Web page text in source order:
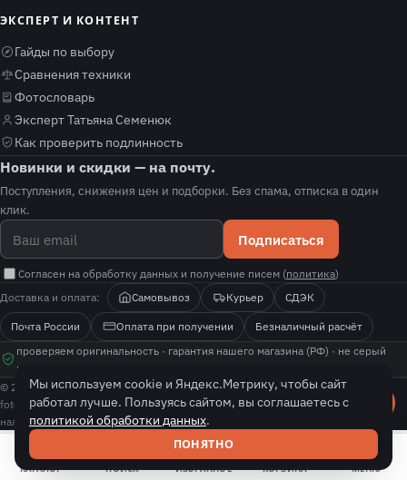
ЭКСПЕРТ И КОНТЕНТ
Гайды по выбору
Сравнения техники
Фотословарь
Эксперт Татьяна Семенюк
Как проверить подлинность
Новинки и скидки — на почту.
Поступления, снижения цен и подборки. Без спама, отписка в один
клик.
Подписаться
Согласен на обработку данных и получение писем (политика)
Доставка и оплата: Самовывоз Курьер
СДЭК
Почта России
Оплата при получении
Безналичный расчёт
проверяем оригинальность · гарантия нашего магазина (РФ) · не серый
импорт · покажем, как проверить подлинность
© 2026 fotolit. Все права защищены.
fotolit — независимый магазин-реселлер с собственной гарантией. Цены и
наличие уточняйте у менеджера.
КАТАЛОГ ПОИСК ИЗБРАННОЕ КОРЗИНА МЕНЮ
Мы используем cookie и Яндекс.Метрику, чтобы сайт
работал лучше. Пользуясь сайтом, вы соглашаетесь с
политикой обработки данных.
ПОНЯТНО